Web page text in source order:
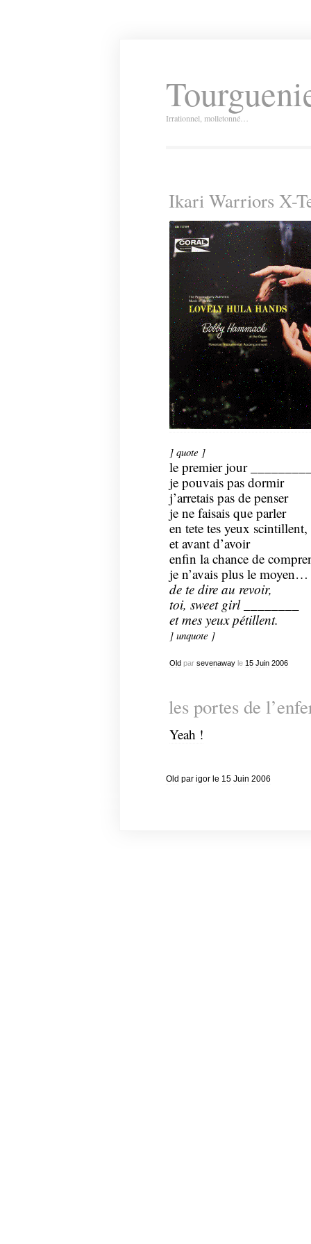
Irrationnel, molletonné…
Ikari Warriors X-
] quote ]
le premier jour
je pouvais pas dormir
j’arretais pas de penser
je ne faisais que parler
en tete tes yeux scintillent,
et avant d’avoir
enfin la chance de
je n’avais plus le moyen…
de te dire au revoir,
toi, sweet girl ________
et mes yeux pétillent.
] unquote ]
Oldpar sevenawayle 15 Juin 2006
les portes de
Yeah !
Old par igorle 15 Juin 2006